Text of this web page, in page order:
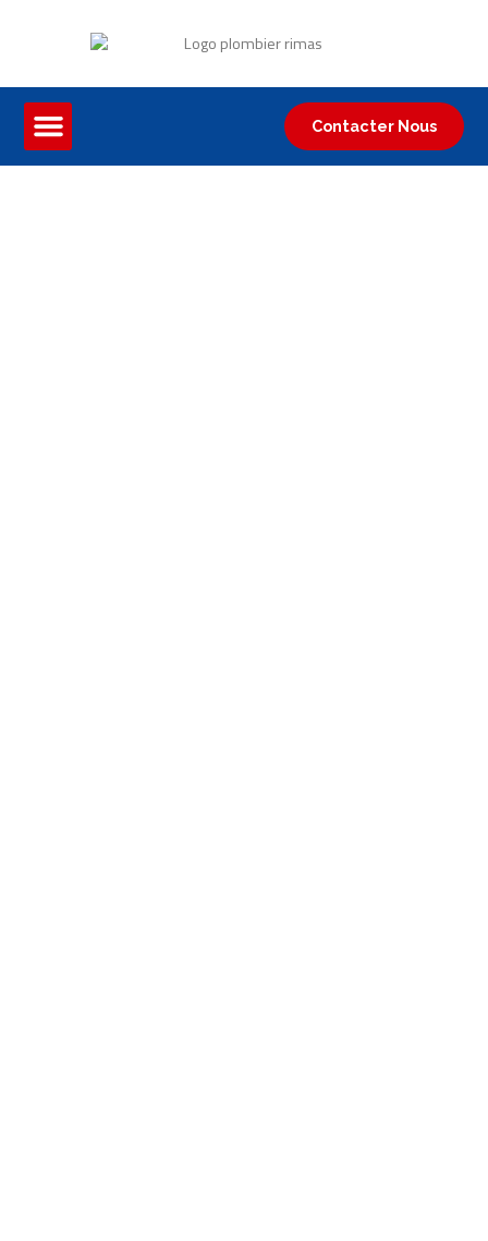
Contacter Nous